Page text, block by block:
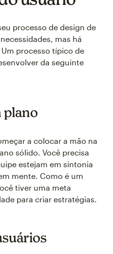
processo de design de
mas há
processo típico de
da seguinte
plano
a colocar a mão na
sólido. Você precisa
estejam em sintonia
mente. Como é um
tiver uma meta
para criar estratégias.